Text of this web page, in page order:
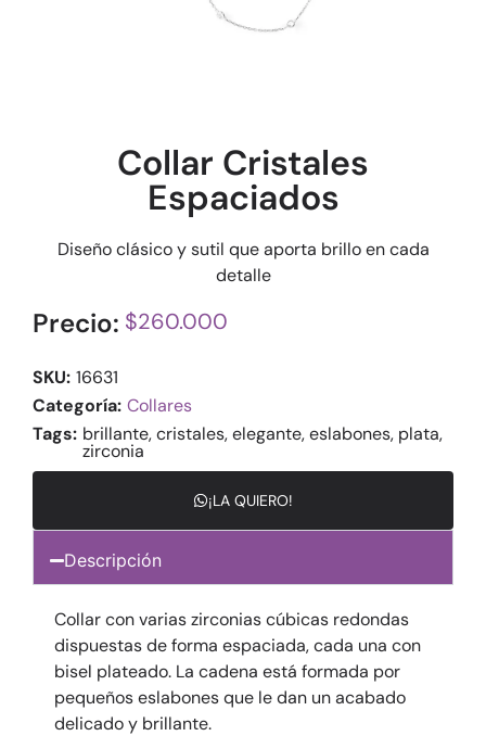
Collar Cristales
Espaciados
Diseño clásico y sutil que aporta brillo en cada
detalle
Precio: $260.000
SKU: 16631
Categoría: Collares
Tags: brillante,cristales,elegante,eslabones, plata,
zirconia
¡LA QUIERO!
Descripción
Collar con varias zirconias cúbicas redondas
dispuestas de forma espaciada, cada una con
bisel plateado. La cadena está formada por
pequeños eslabones que le dan un acabado
delicado y brillante.